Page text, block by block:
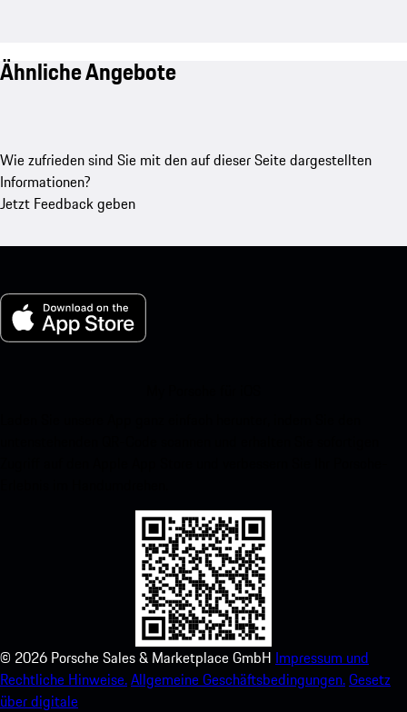
Ähnliche Angebote
Wie zufrieden sind Sie mit den auf dieser Seite dargestellten
Informationen?
Jetzt Feedback geben
© 2026 Porsche Sales & Marketplace GmbH Impressum und
Rechtliche Hinweise.Allgemeine Geschäftsbedingungen.Gesetz
über digitale